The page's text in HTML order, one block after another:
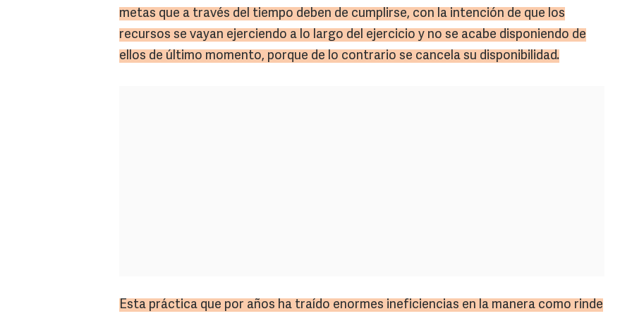
metas que a través del tiempo deben de cumplirse, con la intención de que los
recursos se vayan ejerciendo a lo largo del ejercicio y no se acabe disponiendo de
ellos de último momento, porque de lo contrario se cancela su disponibilidad.
Esta práctica que por años ha traído enormes ineficiencias en la manera como rinde